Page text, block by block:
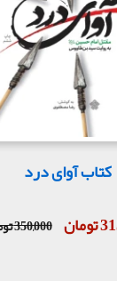
کتاب آوای درد
350,000 تومان